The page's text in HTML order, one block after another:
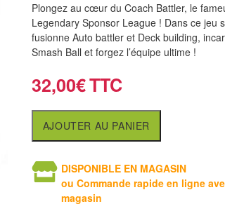
Plongez au cœur du Coach Battler, le
Legendary Sponsor League ! Dans ce jeu
fusionne Auto battler et Deck building,
Smash Ball et forgez l’équipe ultime !
32,00€
AJOUTER AU PANIER
DISPONIBLE EN MAGASIN
ou Commande rapide en ligne
magasin